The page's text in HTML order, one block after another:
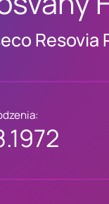
Resovia